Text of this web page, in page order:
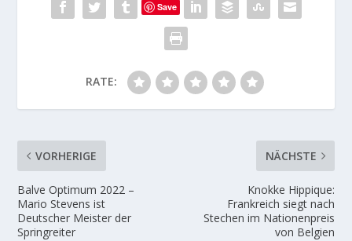
Save
RATE:
VORHERIGE
Balve Optimum 2022 –
Mario Stevens ist
Deutscher Meister der
Springreiter
NÄCHSTE
Knokke Hippique:
Frankreich siegt nach
Stechen im Nationenpreis
von Belgien